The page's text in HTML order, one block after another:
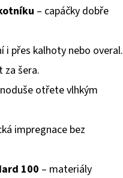
– capáčky dobře
i přes kalhoty nebo overal.
za šera.
otřete vlhkým
impregnace bez
100 – materiály